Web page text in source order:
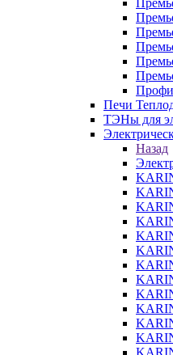
Профи
Печи
ТЭНы для
Назад